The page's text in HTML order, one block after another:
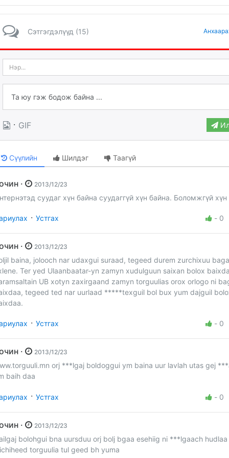
Сэтгэгдэлүүд (15)
· GIF
Сүүлийн Шилдэг Таагүй
Зочин · 2013/12/23
суудаг хүн байна суудаггүй хүн байна. Боломжгүй хүн
· Устгах - 0
Зочин · 2013/12/23
baina, jolooch nar udaxgui suraad, tegeed durem zurchixuu
Ter yed Ulaanbaatar-yn zamyn xudulguun saixan bolox
UB xotyn zaxirgaand zamyn torguulias orox orlogo ni
tegeed ted nar uurlaad *****texguil bol bux yum dajguil
· Устгах - 0
Зочин · 2013/12/23
orj ***lgaj boldoggui ym baina uur lavlah utas gej
baih daa
· Устгах - 0
Зочин · 2013/12/23
bolohgui bna uursduu orj bolj bgaa esehiig ni ***lgaach hudlaa
torguulia tul geed bh yuma